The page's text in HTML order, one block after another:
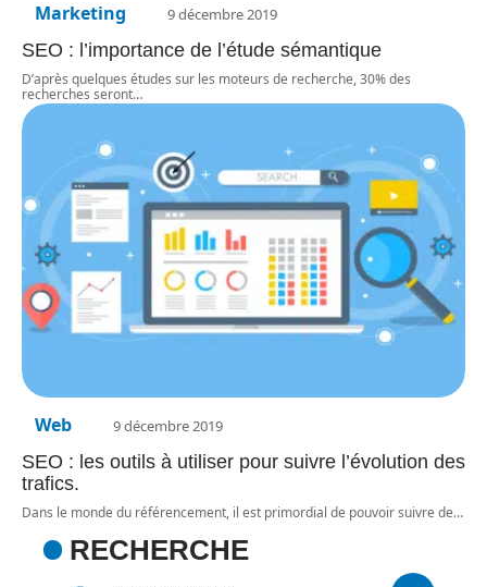
Marketing 9 décembre 2019
SEO : l’importance de l’étude sémantique
D’après quelques études sur les moteurs de recherche, 30% des
recherches seront…
Web 9 décembre 2019
SEO : les outils à utiliser pour suivre l’évolution des
trafics.
Dans le monde du référencement, il est primordial de pouvoir suivre de…
RECHERCHE